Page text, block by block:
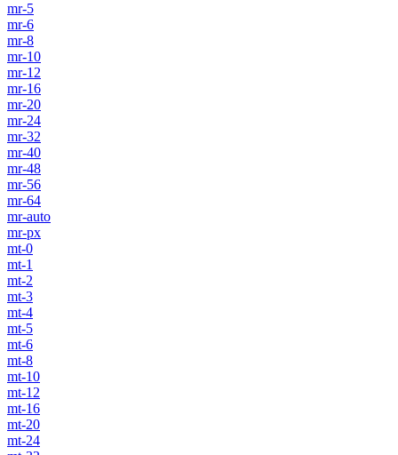
mr-5
mr-6
mr-8
mr-10
mr-12
mr-16
mr-20
mr-24
mr-32
mr-40
mr-48
mr-56
mr-64
mr-auto
mr-px
mt-0
mt-1
mt-2
mt-3
mt-4
mt-5
mt-6
mt-8
mt-10
mt-12
mt-16
mt-20
mt-24